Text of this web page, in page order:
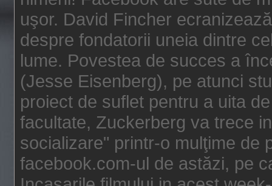
uşor. David Fincher
despre fondatorii uneia dintre
lume. Povestea de succes a
(Jesse Eisenberg), pe atunci
proiect de suflet pentru a uita
facultate, Zuckerberg va trece
socializare" printr-o mulţime de
facebook.com-ul de astăzi, pe